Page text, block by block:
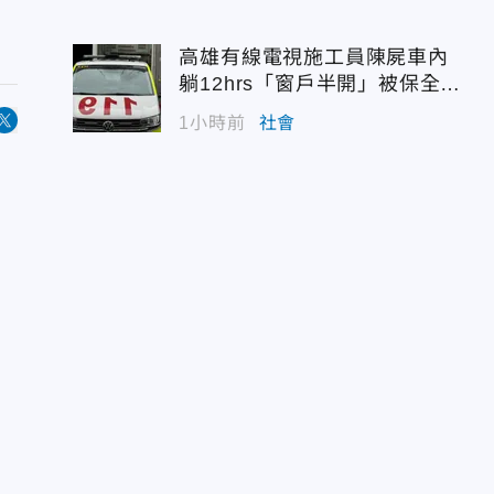
高雄有線電視施工員陳屍車內
躺12hrs「窗戶半開」被保全發
現
1小時前 社會